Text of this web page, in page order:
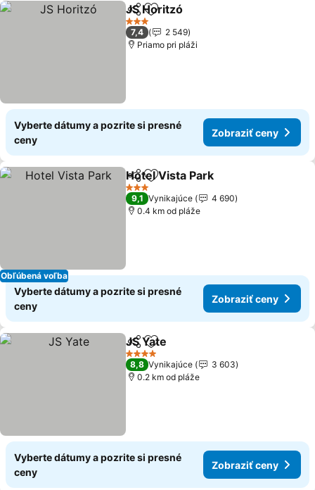
ZdieľaťPridať do obľúbených
JS Horitzó
3 Počet hviezdičiek
7,4
2 549
Priamo pri pláži
Vyberte dátumy a pozrite si presné
ceny
Zobraziť ceny
Obľúbená voľba
ZdieľaťPridať do obľúbených
Hotel Vista Park
3 Počet hviezdičiek
9,1 Vynikajúce
4 690
0.4 km od pláže
Vyberte dátumy a pozrite si presné
ceny
Zobraziť ceny
ZdieľaťPridať do obľúbených
JS Yate
4 Počet hviezdičiek
8,8 Vynikajúce
3 603
0.2 km od pláže
Vyberte dátumy a pozrite si presné
ceny
Zobraziť ceny